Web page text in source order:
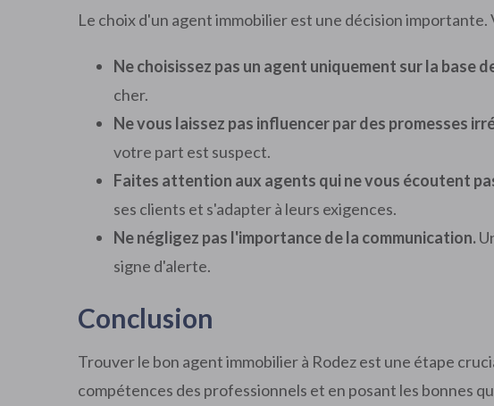
Le choix d'un agent immobilier est une décision
Ne choisissez pas un agent uniquement sur la base
cher.
Ne vous laissez pas influencer par des promesses
votre part est suspect.
Faites attention aux agents qui ne vous écoutent
ses clients et s'adapter à leurs exigences.
Ne négligez pas l'importance de la communication.
signe d'alerte.
Conclusion
Trouver le bon agent immobilier à Rodez est une étape
compétences des professionnels et en posant les bonnes